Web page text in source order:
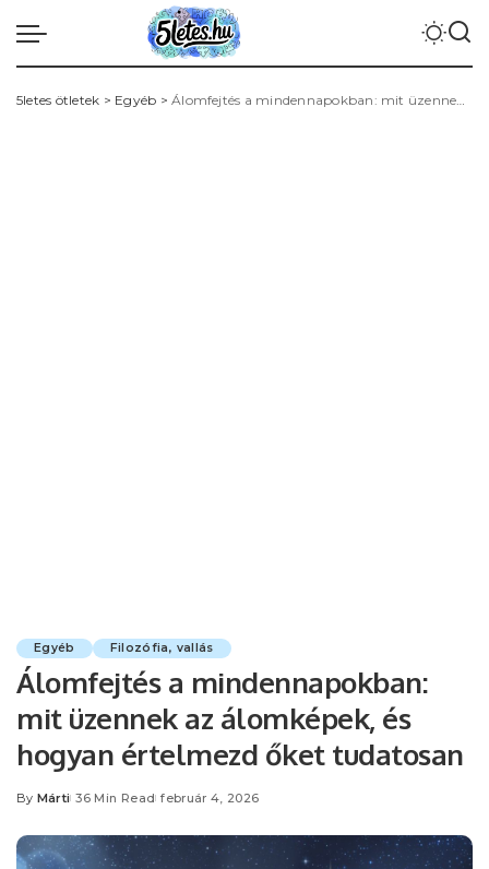
5letes ötletek > Egyéb >Álomfejtés a mindennapokban: mit üzennek az álomképek, és hogyan értelmezd őket tudatosan
Egyéb Filozófia, vallás
Álomfejtés a mindennapokban:
mit üzennek az álomképek, és
hogyan értelmezd őket tudatosan
Posted
By Márti 36 Min Read február 4, 2026